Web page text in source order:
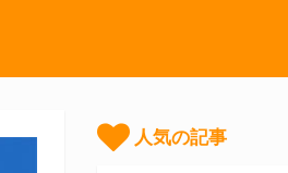
人気の記事